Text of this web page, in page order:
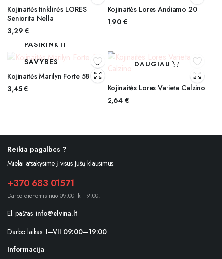
Kojinaitės tinklinės LORES
Seniorita Nella
3,29€
Kojinaitės Lores Andiamo 20
1,90 €
PASIRINKTI
SAVYBES
Kojinaitės Marilyn Forte 58
3,45€
DAUGIAU
Kojinaitės Lores Varieta Calzino
2,64 €
Reikia pagalbos ?
Mielai atsakysime į visus Jūsų klausimus.
+370 683 01571
Darbo dienomis nuo 09:00 iki 19:00.
El. paštas: info@elvina.lt
Darbo laikas: I–VII 09:00–19:00
Informacija